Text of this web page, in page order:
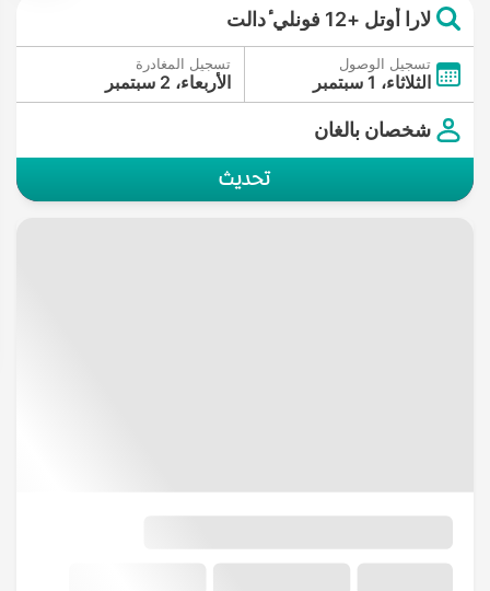
لارا أوتل +12 فونلي ٔدالت
تسجيل الوصول
الثلاثاء، 1 سبتمبر
تسجيل المغادرة
الأربعاء، 2 سبتمبر
شخصان بالغان
تحديث